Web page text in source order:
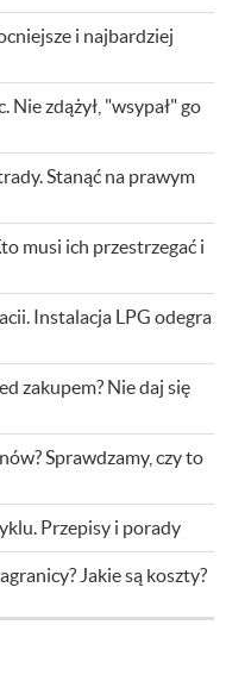
i najbardziej
Nie zdążył, "wsypał" go
Stanąć na prawym
musi ich przestrzegać i
Instalacja LPG odegra
zakupem? Nie daj się
Sprawdzamy, czy to
Przepisy i porady
Jakie są koszty?